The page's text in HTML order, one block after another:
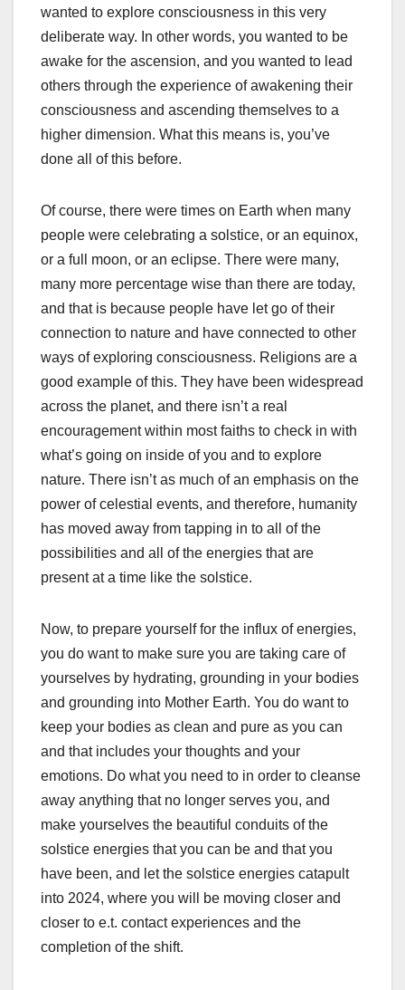
wanted to explore consciousness in this very
deliberate way. In other words, you wanted to be
awake for the ascension, and you wanted to lead
others through the experience of awakening their
consciousness and ascending themselves to a
higher dimension. What this means is, you’ve
done all of this before.
Of course, there were times on Earth when many
people were celebrating a solstice, or an equinox,
or a full moon, or an eclipse. There were many,
many more percentage wise than there are today,
and that is because people have let go of their
connection to nature and have connected to other
ways of exploring consciousness. Religions are a
good example of this. They have been widespread
across the planet, and there isn’t a real
encouragement within most faiths to check in with
what’s going on inside of you and to explore
nature. There isn’t as much of an emphasis on the
power of celestial events, and therefore, humanity
has moved away from tapping in to all of the
possibilities and all of the energies that are
present at a time like the solstice.
Now, to prepare yourself for the influx of energies,
you do want to make sure you are taking care of
yourselves by hydrating, grounding in your bodies
and grounding into Mother Earth. You do want to
keep your bodies as clean and pure as you can
and that includes your thoughts and your
emotions. Do what you need to in order to cleanse
away anything that no longer serves you, and
make yourselves the beautiful conduits of the
solstice energies that you can be and that you
have been, and let the solstice energies catapult
into 2024, where you will be moving closer and
closer to e.t. contact experiences and the
completion of the shift.